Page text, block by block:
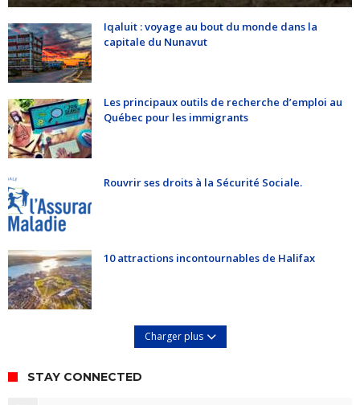
Iqaluit : voyage au bout du monde dans la
capitale du Nunavut
Les principaux outils de recherche d’emploi au
Québec pour les immigrants
Rouvrir ses droits à la Sécurité Sociale.
10 attractions incontournables de Halifax
Charger plus
STAY CONNECTED